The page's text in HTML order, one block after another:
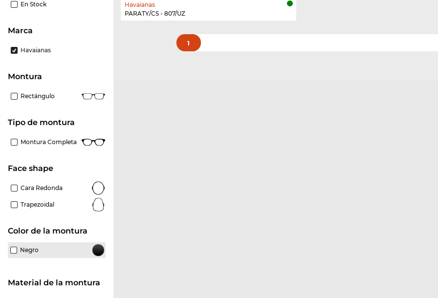
En Stock
Marca
Havaianas
Montura
Rectángulo
Tipo de montura
Montura Completa
Face shape
Cara Redonda
Trapezoidal
Color de la montura
Negro
Material de la montura
Havaianas
PARATY/CS - 807/UZ
1